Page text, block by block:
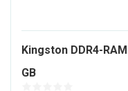
Kingston DDR4-
GB1239052-